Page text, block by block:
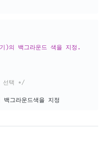
)의 백그라운드 색을 지정.
선택 */